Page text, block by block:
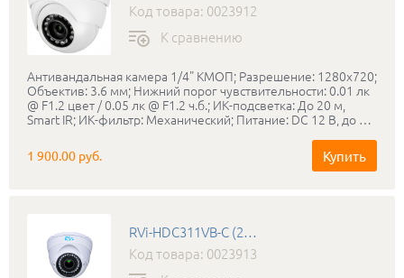
Код товара: 0023912
К сравнению
Антивандальная камера 1/4" КМОП; Разрешение: 1280x720;
Объектив: 3.6 мм; Нижний порог чувствительности: 0.01 лк
@ F1.2 цвет / 0.05 лк @ F1.2 ч.б.; ИК-подсветка: До 20 м,
Smart IR; ИК-фильтр: Механический; Питание: DC 12 В, до 3
500 м; Класс защиты: IP66/ IK10; Диапазон рабочих
температур: -40… +50°С; Габаритные размеры: Ø94 x80 мм.
1 900.00 руб. Купить
RVi-HDC311VB-C (2.7-12 мм)
Код товара: 0023913